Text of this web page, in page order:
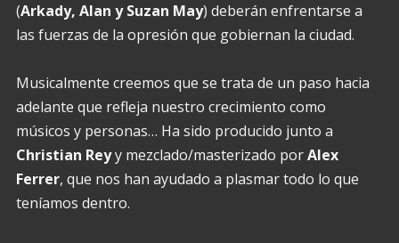
(Arkady, Alan y Suzan May) deberán enfrentarse a
las fuerzas de la opresión que gobiernan la ciudad.
Musicalmente creemos que se trata de un paso hacia
adelante que refleja nuestro crecimiento como
músicos y personas… Ha sido producido junto a
Christian Reyy mezclado/masterizado porAlex
Ferrer, que nos han ayudado a plasmar todo lo que
teníamos dentro.